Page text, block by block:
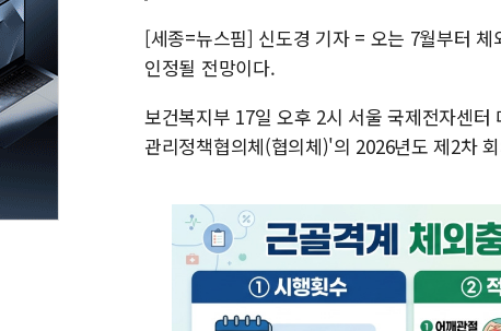
[세종=뉴스핌] 신도경 기자 = 오는 7월부터
인정될 전망이다.
보건복지부 17일 오후 2시 서울 국제전자센
관리정책협의체(협의체)'의 2026년도 제2차